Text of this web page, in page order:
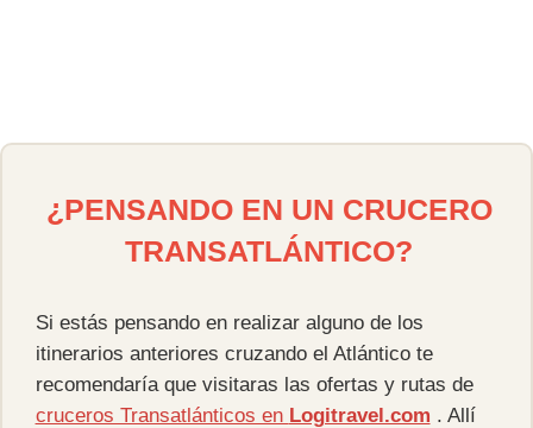
¿PENSANDO EN UN CRUCERO
TRANSATLÁNTICO?
Si estás pensando en realizar alguno de los
itinerarios anteriores cruzando el Atlántico te
recomendaría que visitaras las ofertas y rutas de
cruceros Transatlánticos en Logitravel.com . Allí